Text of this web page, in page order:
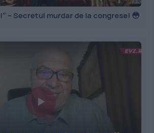
– Secretul murdar de la congrese! 😳